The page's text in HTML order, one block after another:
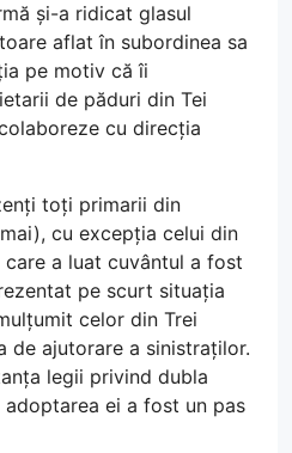
și-a ridicat glasul
aflat în subordinea sa
pe motiv că îi
de păduri din Tei
cu direcția
toți primarii din
cu excepția celui din
a luat cuvântul a fost
pe scurt situația
celor din Trei
de ajutorare a sinistraților.
legii privind dubla
ei a fost un pas